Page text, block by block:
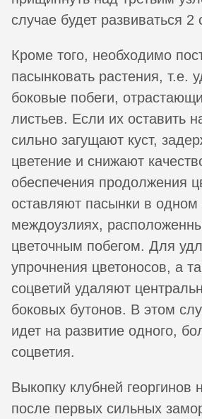
случае будет развиваться 2
Кроме того, необходимо
пасынковать растения, т.е.
боковые побеги,
листьев. Если их оставить
сильно загущают куст,
цветение и снижают
обеспечения продолжения
оставляют пасынки в одном
междоузлиях,
цветочным побегом. Для
упрочнения цветоносов, а
соцветий удаляют
боковых бутонов. В этом
идет на развитие одного,
соцветия.
Выкопку клубней георгинов
после первых сильных